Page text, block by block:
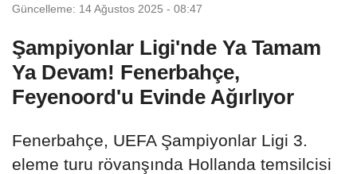
Güncelleme: 14 Ağustos 2025 - 08:47
Şampiyonlar Ligi'nde Ya Tamam
Ya Devam! Fenerbahçe,
Feyenoord'u Evinde Ağırlıyor
Fenerbahçe, UEFA Şampiyonlar Ligi 3.
eleme turu rövanşında Hollanda temsilcisi